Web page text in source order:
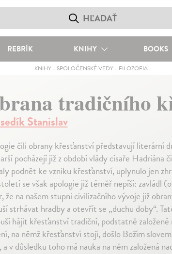
REBRÍK KNIHY BOOKS
KNIHY- SPOLOČENSKÉ VEDY- FILOZOFIA
tradičního
Stanislav
čili obrany křesťanství před­sta­vují literární
pocházejí již z období vlády císa­ře Hadriána
podnět ke vzniku křesťanství, uplynulo jen
se však apologie již téměř nepíší: zavládl
že na našem stupni civilizačního vývoje již
strhávat hradby a otevřít se „duchu doby“.
hájit křesťanství tradiční, podstatně zalo­žené
na němž křesťanství stojí, došlo Božím
v dů­sledku toho má nauka na něm založená